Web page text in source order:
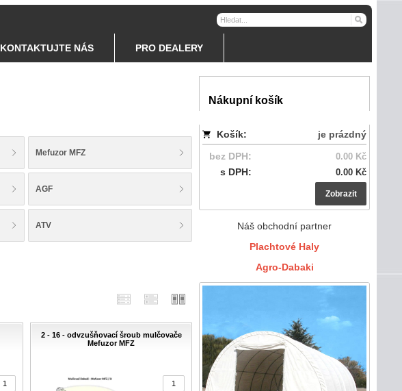
KONTAKTUJTE NÁS PRO DEALERY
Nákupní košík
Košík:
je prázdný
bez DPH:
0.00 Kč
s DPH: 0.00 Kč
Zobrazit
Náš obchodní partner
Plachtové Haly
Agro-Dabaki
Mefuzor MFZ
AGF
ATV
2 - 16 - odvzušňovací šroub mulčovače
Mefuzor MFZ